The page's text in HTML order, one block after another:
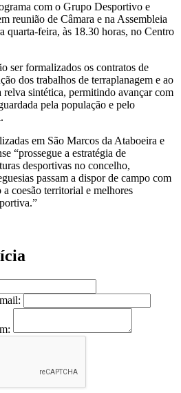
com o Grupo Desportivo e
reunião de Câmara e na Assembleia
quarta-feira, às 18.30 horas, no Centro
ser formalizados os contratos de
dos trabalhos de terraplanagem e ao
relva sintética, permitindo avançar com
pela população e pelo
em São Marcos da Ataboeira e
“prossegue a estratégia de
desportivas no concelho,
passam a dispor de campo com
coesão territorial e melhores